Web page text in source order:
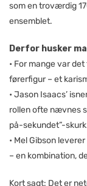
som en troværdig
ensemblet.
Derfor husker
• For mange var
førerfigur – et
• Jason Isaacs’
rollen ofte nævnes
på-sekundet”-
• Mel Gibson
– en kombination,
Kort sagt: Det er